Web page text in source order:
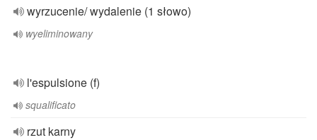
wyrzucenie/ wydalenie (1 słowo)
wyeliminowany
l'espulsione (f)
squalificato
rzut karny